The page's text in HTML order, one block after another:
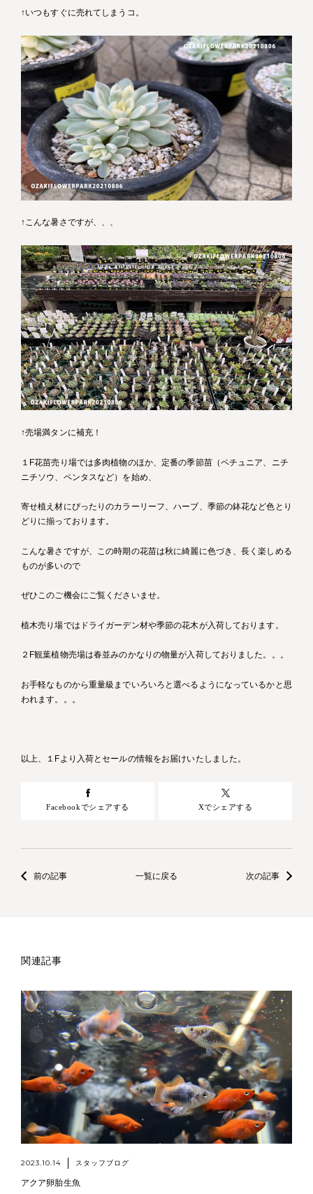
↑いつもすぐに売れてしまうコ。
↑こんな暑さですが、、、
↑売場満タンに補充！
１F花苗売り場では多肉植物のほか、定番の季節苗（ペチュニア、ニチ
ニチソウ、ペンタスなど）を始め、
寄せ植え材にぴったりのカラーリーフ、ハーブ、季節の鉢花など色とり
どりに揃っております。
こんな暑さですが、この時期の花苗は秋に綺麗に色づき、長く楽しめる
ものが多いので
ぜひこのご機会にご覧くださいませ。
植木売り場ではドライガーデン材や季節の花木が入荷しております。
２F観葉植物売場は春並みのかなりの物量が入荷しておりました。。。
お手軽なものから重量級までいろいろと選べるようになっているかと思
われます。。。
以上、１Fより入荷とセールの情報をお届けいたしました。
Facebookでシェアする Xでシェアする
前の記事 一覧に戻る 次の記事
関連記事
2023.10.14 スタッフブログ
アクア卵胎生魚